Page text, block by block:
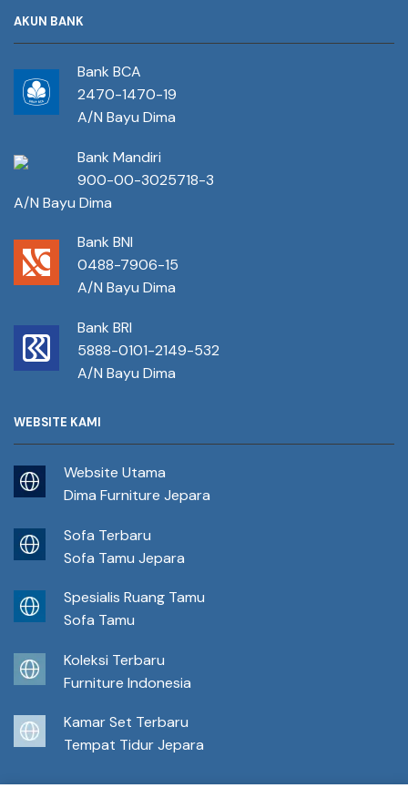
AKUN BANK
Bank BCA
2470-1470-19
A/N Bayu Dima
Bank Mandiri
900-00-3025718-3
A/N Bayu Dima
Bank BNI
0488-7906-15
A/N Bayu Dima
Bank BRI
5888-0101-2149-532
A/N Bayu Dima
WEBSITE KAMI
Website Utama
Dima Furniture Jepara
Sofa Terbaru
Sofa Tamu Jepara
Spesialis Ruang Tamu
Sofa Tamu
Koleksi Terbaru
Furniture Indonesia
Kamar Set Terbaru
Tempat Tidur Jepara